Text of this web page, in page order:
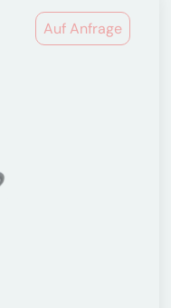
Auf Anfrage